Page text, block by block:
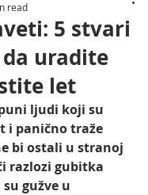
5 stvari
uradite
let
read
ljudi koji su
i panično traže
bi ostali u stranoj
razlozi gubitka
gužve u